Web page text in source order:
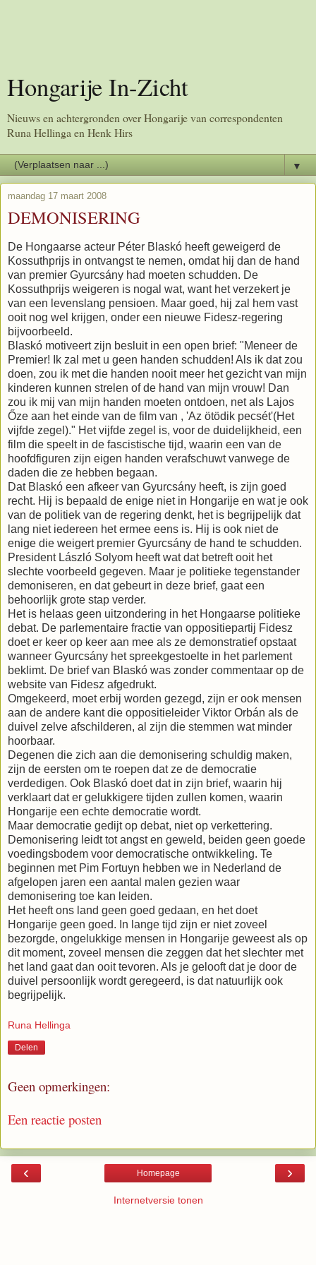
Hongarije In-Zicht
Nieuws en achtergronden over Hongarije van correspondenten
Runa Hellinga en Henk Hirs
▼
maandag 17 maart 2008
DEMONISERING
De Hongaarse acteur Péter Blaskó heeft geweigerd de
Kossuthprijs in ontvangst te nemen, omdat hij dan de hand
van premier Gyurcsány had moeten schudden. De
Kossuthprijs weigeren is nogal wat, want het verzekert je
van een levenslang pensioen. Maar goed, hij zal hem vast
ooit nog wel krijgen, onder een nieuwe Fidesz-regering
bijvoorbeeld.
Blaskó motiveert zijn besluit in een open brief: "Meneer de
Premier! Ik zal met u geen handen schudden! Als ik dat zou
doen, zou ik met die handen nooit meer het gezicht van mijn
kinderen kunnen strelen of de hand van mijn vrouw! Dan
zou ik mij van mijn handen moeten ontdoen, net als Lajos
Őze aan het einde van de film van , 'Az ötödik pecsét'(Het
vijfde zegel)." Het vijfde zegel is, voor de duidelijkheid, een
film die speelt in de fascistische tijd, waarin een van de
hoofdfiguren zijn eigen handen verafschuwt vanwege de
daden die ze hebben begaan.
Dat Blaskó een afkeer van Gyurcsány heeft, is zijn goed
recht. Hij is bepaald de enige niet in Hongarije en wat je ook
van de politiek van de regering denkt, het is begrijpelijk dat
lang niet iedereen het ermee eens is. Hij is ook niet de
enige die weigert premier Gyurcsány de hand te schudden.
President László Solyom heeft wat dat betreft ooit het
slechte voorbeeld gegeven. Maar je politieke tegenstander
demoniseren, en dat gebeurt in deze brief, gaat een
behoorlijk grote stap verder.
Het is helaas geen uitzondering in het Hongaarse politieke
debat. De parlementaire fractie van oppositiepartij Fidesz
doet er keer op keer aan mee als ze demonstratief opstaat
wanneer Gyurcsány het spreekgestoelte in het parlement
beklimt. De brief van Blaskó was zonder commentaar op de
website van Fidesz afgedrukt.
Omgekeerd, moet erbij worden gezegd, zijn er ook mensen
aan de andere kant die oppositieleider Viktor Orbán als de
duivel zelve afschilderen, al zijn die stemmen wat minder
hoorbaar.
Degenen die zich aan die demonisering schuldig maken,
zijn de eersten om te roepen dat ze de democratie
verdedigen. Ook Blaskó doet dat in zijn brief, waarin hij
verklaart dat er gelukkigere tijden zullen komen, waarin
Hongarije een echte democratie wordt.
Maar democratie gedijt op debat, niet op verkettering.
Demonisering leidt tot angst en geweld, beiden geen goede
voedingsbodem voor democratische ontwikkeling. Te
beginnen met Pim Fortuyn hebben we in Nederland de
afgelopen jaren een aantal malen gezien waar
demonisering toe kan leiden.
Het heeft ons land geen goed gedaan, en het doet
Hongarije geen goed. In lange tijd zijn er niet zoveel
bezorgde, ongelukkige mensen in Hongarije geweest als op
dit moment, zoveel mensen die zeggen dat het slechter met
het land gaat dan ooit tevoren. Als je gelooft dat je door de
duivel persoonlijk wordt geregeerd, is dat natuurlijk ook
begrijpelijk.
Runa Hellinga
Delen
Geen opmerkingen:
Een reactie posten
‹ ›
Homepage
Internetversie tonen